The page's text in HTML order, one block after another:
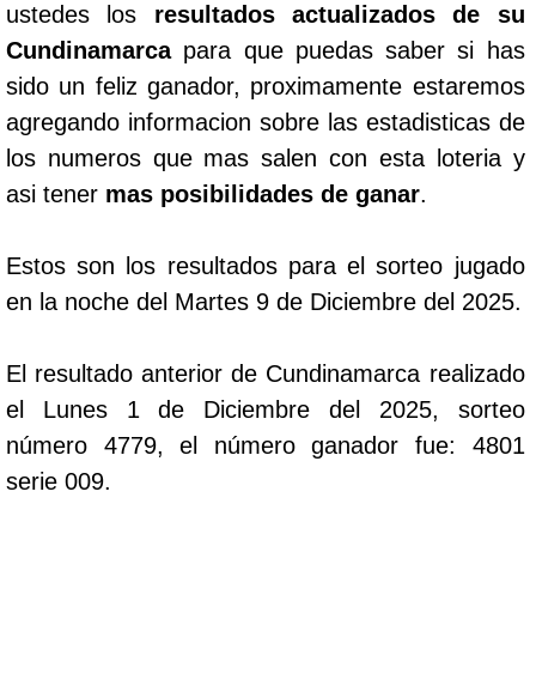
ustedes los resultados actualizados de su
Cundinamarcapara que puedas saber si has
sido un feliz ganador, proximamente estaremos
agregando informacion sobre las estadisticas de
los numeros que mas salen con esta loteria y
asi tener mas posibilidades de ganar.
Estos son los resultados para el sorteo jugado
en la noche del Martes 9 de Diciembre del 2025.
El resultado anterior de Cundinamarca realizado
el Lunes 1 de Diciembre del 2025, sorteo
número 4779, el número ganador fue: 4801
serie 009.